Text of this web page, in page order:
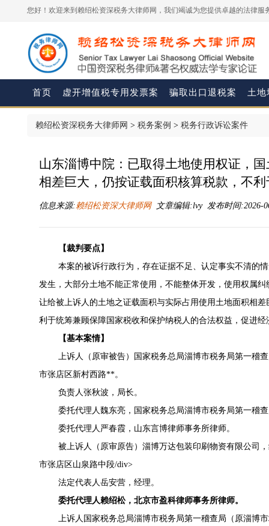
您好！欢迎来到赖绍松资深税务大律师网，我们竭诚为您提供卓越的法律服
首页 虚开增值税专用发票案 骗取出口退税案 土地
赖绍松资深税务大律师网 > 税务案例 > 税务行政诉讼案件
山东淄博中院：已取得土地使用权证，
相差巨大，仍按证载面积核算税款，不
信息来源:赖绍松资深大律师网文章编辑:lvy 发布时间:2026-
【裁判要点】
本案的被诉行政行为，存在证据不足、认定事实不清的
发生，大部分土地不能正常使用，不能整体开发，使用权属
让给被上诉人的土地之证载面积与实际占用使用土地面积相
利于统筹兼顾保障国家税收和保护纳税人的合法权益，促进经
【基本案情】
上诉人（原审被告）国家税务总局淄博市税务局第一稽
市张店区新村西路**。
负责人张秋波，局长。
委托代理人魏东亮，国家税务总局淄博市税务局第一稽
委托代理人严春霞，山东言博律师事务所律师。
被上诉人（原审原告）淄博万达包装印刷物资有限公司
市张店区山泉路中段/div>
法定代表人岳安营，经理。
委托代理人赖绍松，北京市盈科律师事务所律师。
上诉人国家税务总局淄博市税务局第一稽查局（原淄博